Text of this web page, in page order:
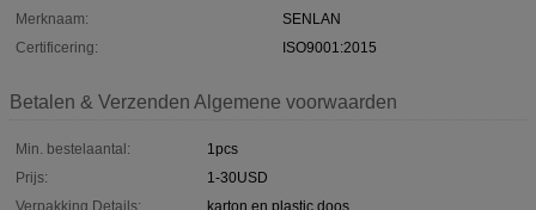
Merknaam:
SENLAN
Certificering:
ISO9001:2015
Betalen & Verzenden Algemene voorwaarden
Min. bestelaantal:
1pcs
Prijs:
1-30USD
Verpakking Details:
karton en plastic doos